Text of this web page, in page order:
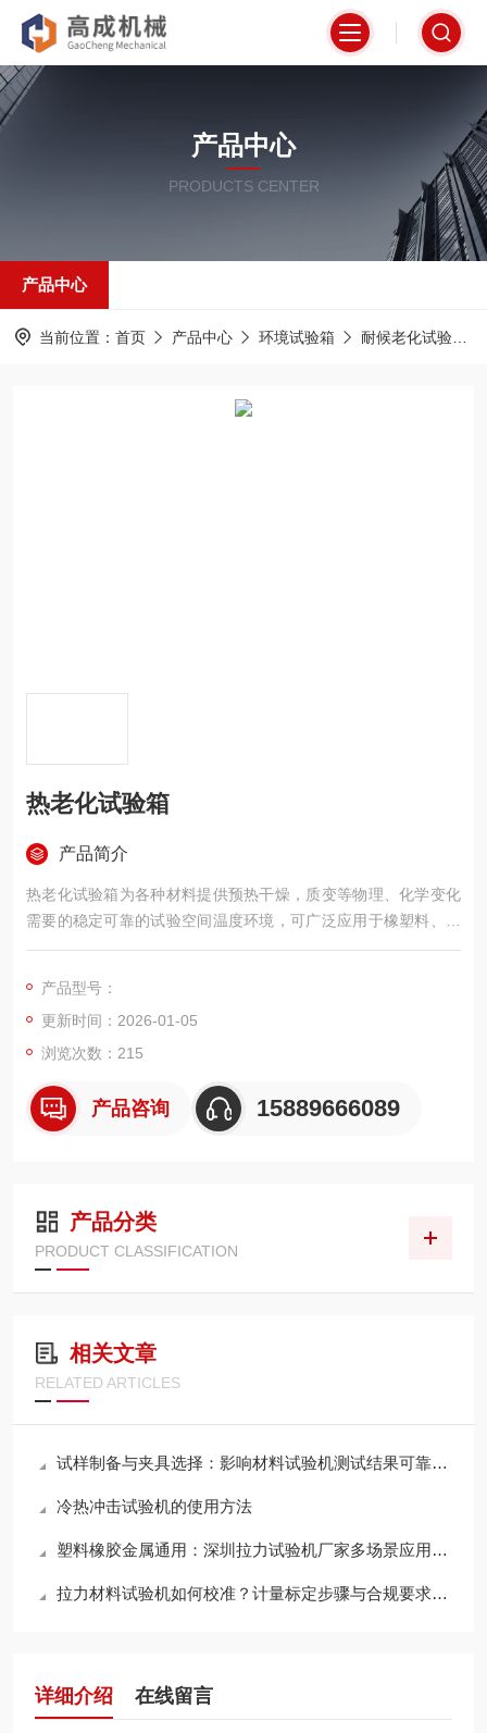
产品中心
PRODUCTS CENTER
产品中心
当前位置： 首页 产品中心 环境试验箱 耐候老化试验箱
热老化试验箱
产品简介
热老化试验箱为各种材料提供预热干燥，质变等物理、化学变化
需要的稳定可靠的试验空间温度环境，可广泛应用于橡塑料、胶
粘剂带、食品制药、日用化工等行业。
产品型号：
更新时间：2026-01-05
浏览次数：215
产品咨询 15889666089
产品分类
PRODUCT CLASSIFICATION
相关文章
RELATED ARTICLES
试样制备与夹具选择：影响材料试验机测试结果可靠性的关键细节全解析
冷热冲击试验机的使用方法
塑料橡胶金属通用：深圳拉力试验机厂家多场景应用详解
拉力材料试验机如何校准？计量标定步骤与合规要求说明
详细介绍 在线留言